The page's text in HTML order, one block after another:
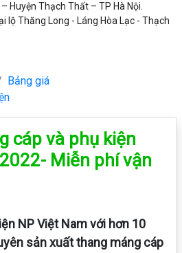
Huyện Thạch Thất – TP Hà Nội.
lộ Thăng Long - Láng Hòa Lạc - Thạch
Bảng giá
cáp và phụ kiện
Miễn phí vận
NP Việt Nam với hơn 10
sản xuất thang máng cáp